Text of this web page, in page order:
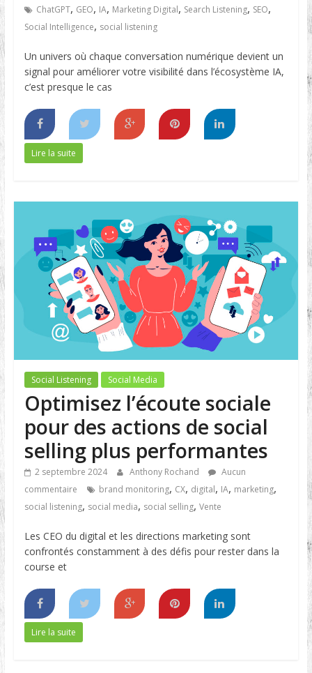
ChatGPT, GEO, IA, Marketing Digital, Search Listening, SEO,
Social Intelligence, social listening
Un univers où chaque conversation numérique devient un
signal pour améliorer votre visibilité dans l’écosystème IA,
c’est presque le cas
Lire la suite
Social Listening Social Media
Optimisez l’écoute sociale
pour des actions de social
selling plus performantes
2 septembre 2024 Anthony Rochand
Aucun
commentaire
brand monitoring, CX, digital, IA, marketing,
social listening, social media, social selling, Vente
Les CEO du digital et les directions marketing sont
confrontés constamment à des défis pour rester dans la
course et
Lire la suite